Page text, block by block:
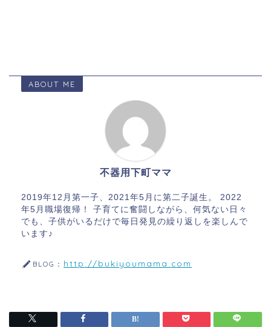
ABOUT ME
不器用下町ママ
2019年12月第一子、2021年5月に第二子誕生。 2022
年5月職場復帰！ 子育てに奮闘しながら、何気ない日々
でも、子供がいるだけで毎日発見の繰り返しを楽しんで
います♪
BLOG： http://bukiyoumama.com